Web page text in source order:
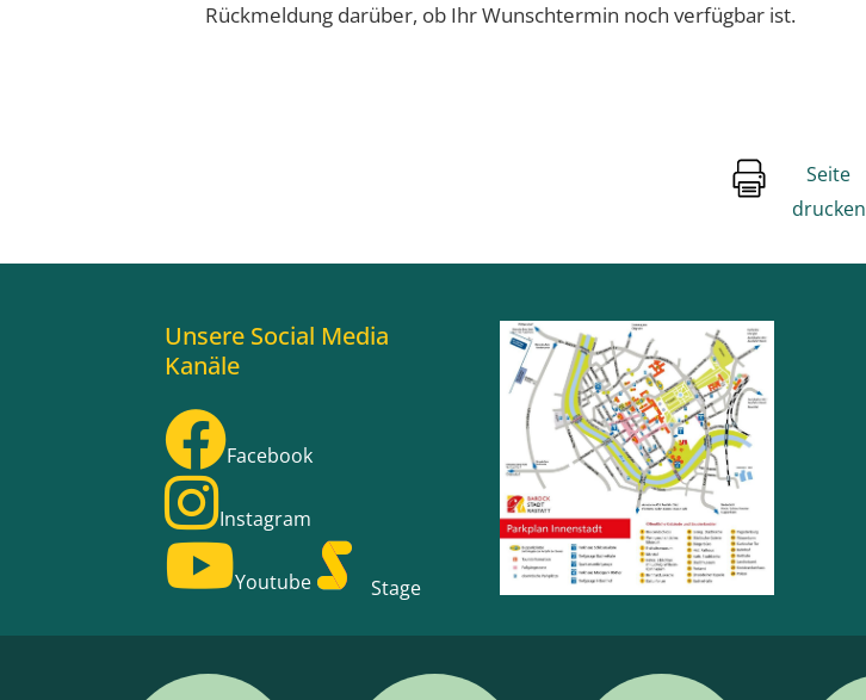
Rückmeldung darüber, ob Ihr Wunschtermin noch verfügbar ist.
Seite
drucken
Unsere Social Media
Kanäle
Facebook
Instagram
Youtube Stage